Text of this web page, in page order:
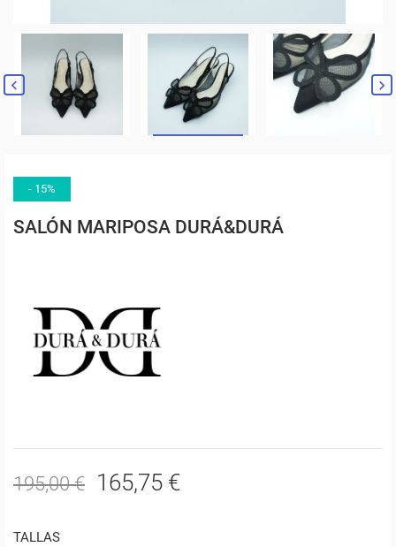
 
- 15%
SALÓN MARIPOSA DURÁ&DURÁ
195,00 € 165,75 €
TALLAS